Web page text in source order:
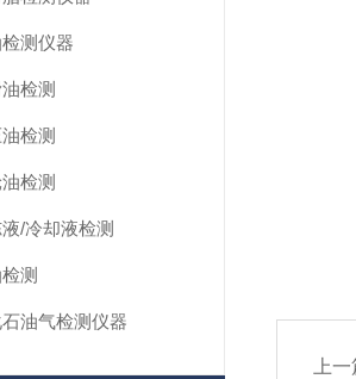
测仪器
检测
检测
检测
/冷却液检测
测
油气检测仪器
上